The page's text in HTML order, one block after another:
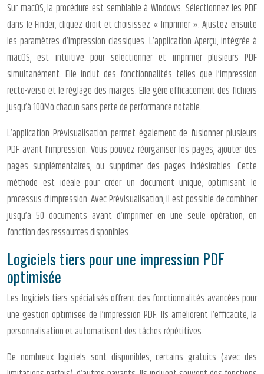
Sur macOS, la procédure est semblable à Windows. Sélectionnez les PDF
dans le Finder, cliquez droit et choisissez « Imprimer ». Ajustez ensuite
les paramètres d’impression classiques. L’application Aperçu, intégrée à
macOS, est intuitive pour sélectionner et imprimer plusieurs PDF
simultanément. Elle inclut des fonctionnalités telles que l’impression
recto-verso et le réglage des marges. Elle gère efficacement des fichiers
jusqu’à 100Mo chacun sans perte de performance notable.
L’application Prévisualisation permet également de fusionner plusieurs
PDF avant l’impression. Vous pouvez réorganiser les pages, ajouter des
pages supplémentaires, ou supprimer des pages indésirables. Cette
méthode est idéale pour créer un document unique, optimisant le
processus d’impression. Avec Prévisualisation, il est possible de combiner
jusqu’à 50 documents avant d’imprimer en une seule opération, en
fonction des ressources disponibles.
Logiciels tiers pour une impression PDF
optimisée
Les logiciels tiers spécialisés offrent des fonctionnalités avancées pour
une gestion optimisée de l’impression PDF. Ils améliorent l’efficacité, la
personnalisation et automatisent des tâches répétitives.
De nombreux logiciels sont disponibles, certains gratuits (avec des